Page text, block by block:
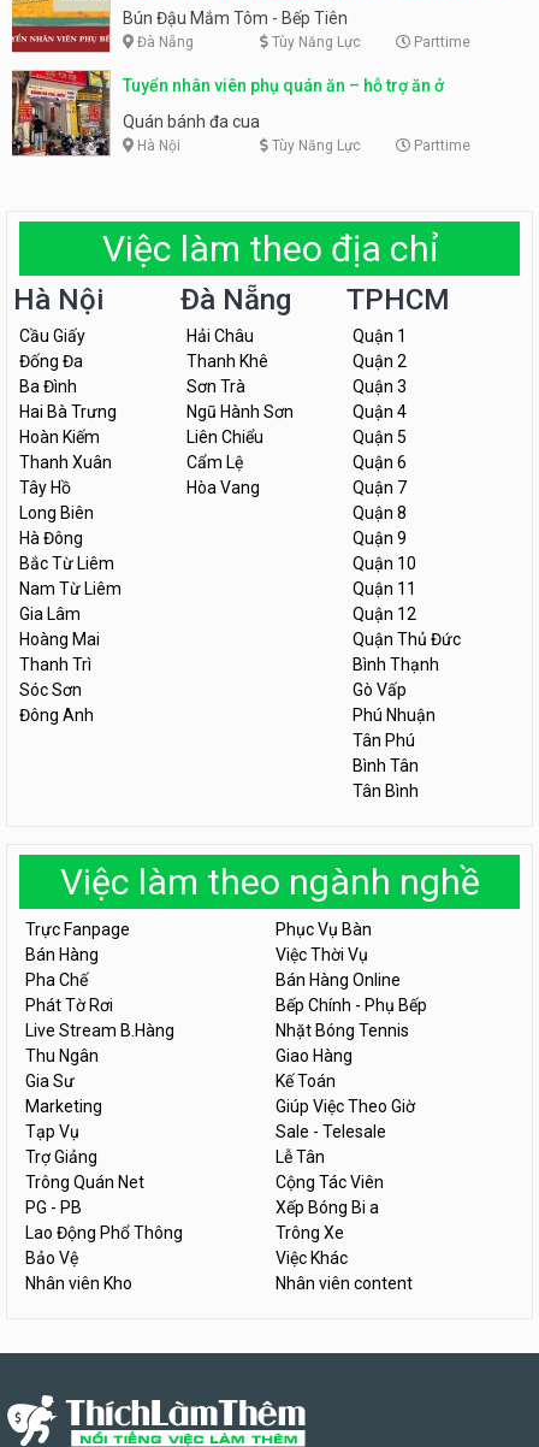
Tiên
Bún Đậu Mắm Tôm - Bếp Tiên
Đà Nẵng Tùy Năng Lực Parttime
Tuyển nhân viên phụ quán ăn – hỗ trợ ăn ở
Quán bánh đa cua
Hà Nội Tùy Năng Lực Parttime
Việc làm theo địa chỉ
Hà Nội
Cầu Giấy
Đống Đa
Ba Đình
Hai Bà Trưng
Hoàn Kiếm
Thanh Xuân
Tây Hồ
Long Biên
Hà Đông
Bắc Từ Liêm
Nam Từ Liêm
Gia Lâm
Hoàng Mai
Thanh Trì
Sóc Sơn
Đông Anh
Đà Nẵng
Hải Châu
Thanh Khê
Sơn Trà
Ngũ Hành Sơn
Liên Chiểu
Cẩm Lệ
Hòa Vang
TPHCM
Quận 1
Quận 2
Quận 3
Quận 4
Quận 5
Quận 6
Quận 7
Quận 8
Quận 9
Quận 10
Quận 11
Quận 12
Quận Thủ Đức
Bình Thạnh
Gò Vấp
Phú Nhuận
Tân Phú
Bình Tân
Tân Bình
Việc làm theo ngành nghề
Trực Fanpage
Phục Vụ Bàn
Bán Hàng
Việc Thời Vụ
Pha Chế
Bán Hàng Online
Phát Tờ Rơi
Bếp Chính - Phụ Bếp
Live Stream B.Hàng
Nhặt Bóng Tennis
Thu Ngân
Giao Hàng
Gia Sư
Kế Toán
Marketing
Giúp Việc Theo Giờ
Tạp Vụ
Sale - Telesale
Trợ Giảng
Lễ Tân
Trông Quán Net
Cộng Tác Viên
PG - PB
Xếp Bóng Bi a
Lao Động Phổ Thông
Trông Xe
Bảo Vệ
Việc Khác
Nhân viên Kho
Nhân viên content